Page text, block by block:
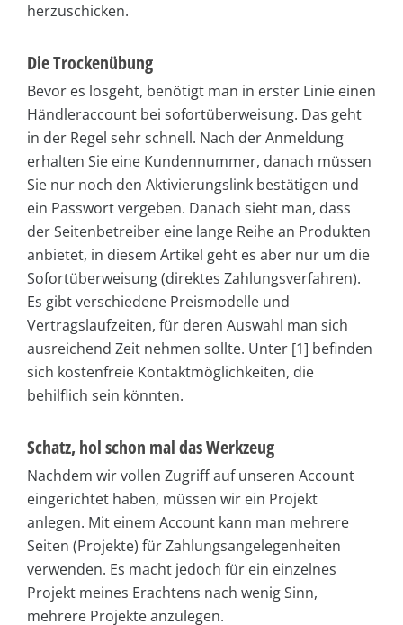
herzuschicken.
Die Trockenübung
Bevor es losgeht, benötigt man in erster Linie einen
Händleraccount bei sofortüberweisung. Das geht
in der Regel sehr schnell. Nach der Anmeldung
erhalten Sie eine Kundennummer, danach müssen
Sie nur noch den Aktivierungslink bestätigen und
ein Passwort vergeben. Danach sieht man, dass
der Seitenbetreiber eine lange Reihe an Produkten
anbietet, in diesem Artikel geht es aber nur um die
Sofortüberweisung (direktes Zahlungsverfahren).
Es gibt verschiedene Preismodelle und
Vertragslaufzeiten, für deren Auswahl man sich
ausreichend Zeit nehmen sollte. Unter [1] befinden
sich kostenfreie Kontaktmöglichkeiten, die
behilflich sein könnten.
Schatz, hol schon mal das Werkzeug
Nachdem wir vollen Zugriff auf unseren Account
eingerichtet haben, müssen wir ein Projekt
anlegen. Mit einem Account kann man mehrere
Seiten (Projekte) für Zahlungsangelegenheiten
verwenden. Es macht jedoch für ein einzelnes
Projekt meines Erachtens nach wenig Sinn,
mehrere Projekte anzulegen.